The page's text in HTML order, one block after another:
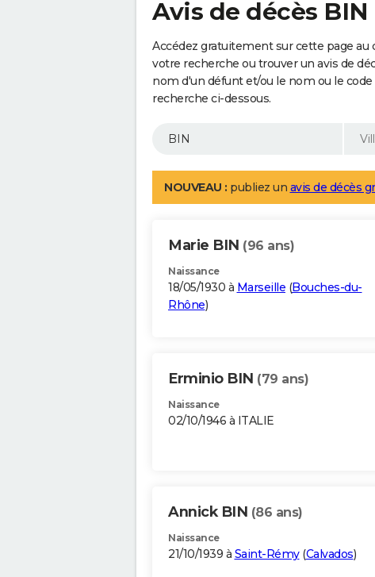
Avis de décès BIN
Accédez gratuitement sur cette page au
votre recherche ou trouver un avis de
nom d'un défunt et/ou le nom ou le
recherche ci-dessous.
NOUVEAU : publiez un avis de décès
Marie BIN (96 ans)
Naissance
18/05/1930 à Marseille (Bouches-du-
Rhône)
Erminio BIN (79 ans)
Naissance
02/10/1946 à ITALIE
Annick BIN (86 ans)
Naissance
21/10/1939 à Saint-Rémy(Calvados)